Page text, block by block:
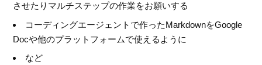
させたりマルチステップの作業をお願いする
コーディングエージェントで作ったMarkdownをGoogle
Docや他のプラットフォームで使えるように
など